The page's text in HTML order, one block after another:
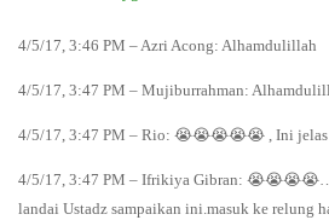
4/5/17, 3:46 PM – Azri Acong: Alhamdulillah
4/5/17, 3:47 PM – Mujiburrahman:
4/5/17, 3:47 PM – Rio: 😭😭😭😭😭 , Ini jelas
4/5/17, 3:47 PM – Ifrikiya Gibran: 😭😭😭😭…
landai Ustadz sampaikan ini.masuk ke relung